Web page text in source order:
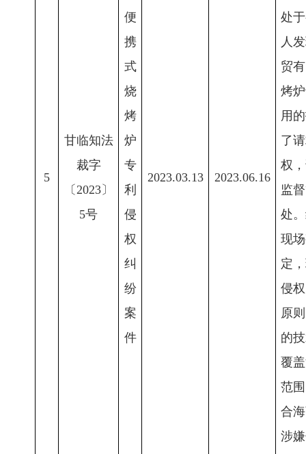
5
甘临知法
裁字
〔2023〕
5号
便
携
式
烧
烤
炉
专
利
侵
权
纠
纷
案
件
2023.03.13 2023.06.16
处
人
贸
烤
用
了
权
监
处
现
定
侵
原
的
覆
范
合
涉